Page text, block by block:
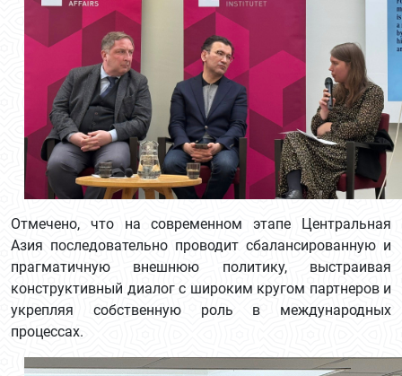
Отмечено, что на современном этапе Центральная
Азия последовательно проводит сбалансированную и
прагматичную внешнюю политику, выстраивая
конструктивный диалог с широким кругом партнеров и
укрепляя собственную роль в международных
процессах.